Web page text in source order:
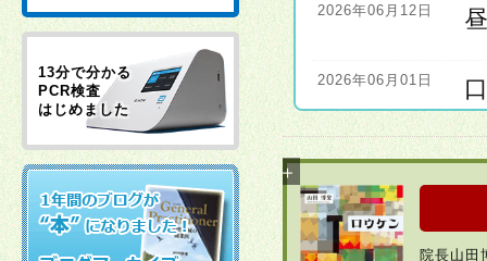
2026年06月12日
2026年06月01日
2026年06月01日
2026年04月22日
院長山田
13分で分かる
PCR検査
はじめました